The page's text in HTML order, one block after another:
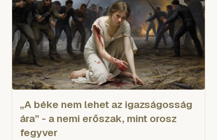
„A béke nem lehet az igazságosság
ára” - a nemi erőszak, mint orosz
fegyver